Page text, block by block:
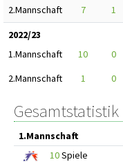
2.Mannschaft
7 1
2022/23
1.Mannschaft
10 0
2.Mannschaft
1 0
Gesamtstatistik
1.Mannschaft
10Spiele